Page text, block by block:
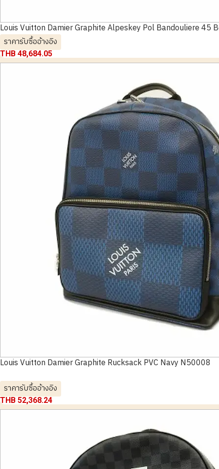
Louis Vuitton Damier Graphite Alpeskey Pol Bandouliere 45
ราคารับซื้ออ้างอิง
THB 48,684.05
Louis Vuitton Damier Graphite Rucksack PVC Navy N50008
ราคารับซื้ออ้างอิง
THB 52,368.24